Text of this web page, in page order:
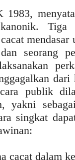
seorang
publik
yakni
singkat
cacat dalam